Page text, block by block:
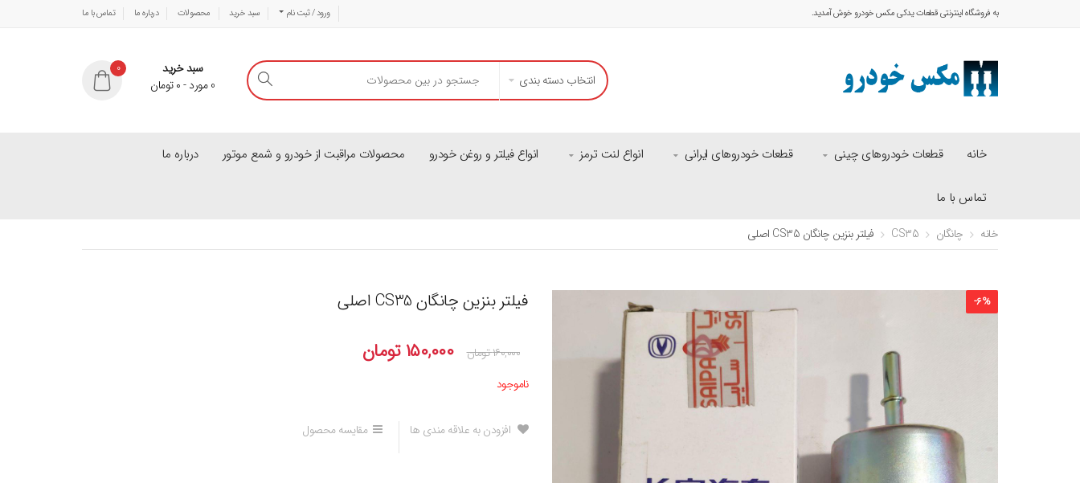
به فروشگاه اینترنتی قطعات یدکی مکس خودرو خوش آمدید. ورود / ثبت نام سبد خرید محصولات درباره ما تماس با ما
انتخاب دسته بندی
0
سبد خرید
0مورد-۰ تومان
خانه قطعات خودروهای چینی قطعات خودروهای ایرانی انواع لنت ترمز انواع فیلتر و روغن خودرو محصولات مراقبت از خودرو و شمع موتور درباره ما
تماس با ما
خانه چانگان CS35 فیلتر بنزین چانگان CS35 اصلی
-6% فیلتر بنزین چانگان CS35 اصلی
۱۶۰,۰۰۰تومان ۱۵۰,۰۰۰ تومان
ناموجود
افزودن به علاقه مندی ها مقایسه محصول